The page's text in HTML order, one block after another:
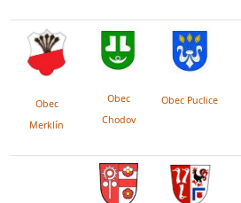
Obec
Merklín
Obec
Chodov
Obec Puclice